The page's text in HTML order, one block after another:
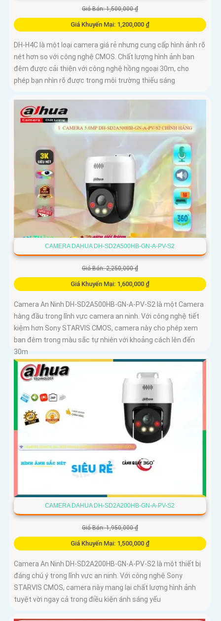
Giá Bán: 1,500,000 ₫
Giá Khuyến Mại: 1,200,000 ₫
DH-H4C là một loại camera giá rẻ nhưng cung cấp hình ảnh rõ
nét hơn so với công nghệ CMOS. Chất lượng hình ảnh ban
đêm được cải thiện với công nghệ hồng ngoại 30m, cho
phép bạn nhìn rõ được trong môi trường thiếu sáng
CAMERA DAHUA DH-SD2A500HB-GN-A-PV-S2
Giá Bán: 2,250,000 ₫
Giá Khuyến Mại: 1,600,000 ₫
Camera An Ninh DH-SD2A500HB-GN-A-PV-S2 là một Camera
hàng đầu trong lĩnh vực camera an ninh. Với công nghệ tiết
kiệm hơn Sony STARVIS CMOS, camera này cho phép xem
ban đêm trong màu sắc tự nhiên với khoảng cách lên đến
30m
CAMERA DAHUA DH-SD2A200HB-GN-A-PV-S2
Giá Bán: 1,950,000 ₫
Giá Khuyến Mại: 1,500,000 ₫
Camera An Ninh DH-SD2A200HB-GN-A-PV-S2 là một thiết bị
đáng chú ý trong lĩnh vực an ninh. Với công nghệ Sony
STARVIS CMOS, camera này mang lại chất lượng hình ảnh
tuyệt vời ngay cả trong điều kiện ánh sáng yếu